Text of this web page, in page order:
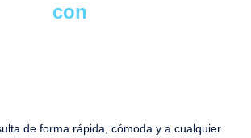
con
de forma rápida, cómoda y a cualquier